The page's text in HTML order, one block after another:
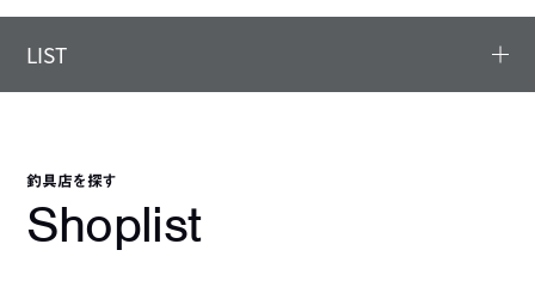
LIST
釣具店を探す
Shoplist